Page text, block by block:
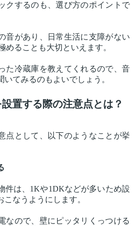
クするのも、選び方のポイントで
音があり、日常生活に支障がない
めることも大切といえます。
た冷蔵庫を教えてくれるので、音
てみるのもよいでしょう。
置する際の注意点とは？
点として、以下のようなことが挙
件は、1Kや1DKなどが多いため設
なうようにします。
なので、壁にピッタリくっつける